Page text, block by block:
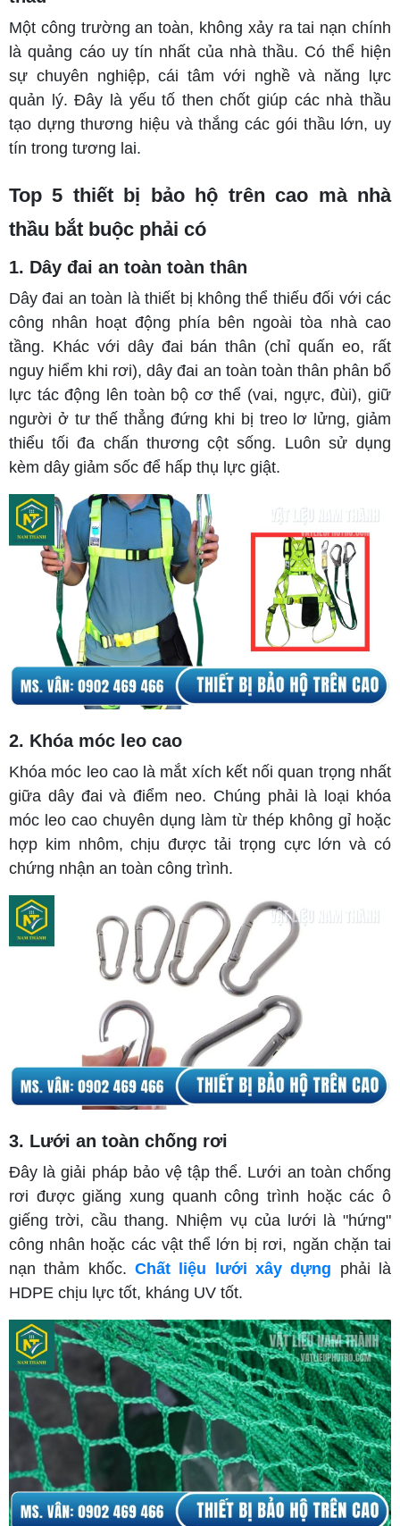
Một công trường an toàn, không xảy ra tai nạn chính
là quảng cáo uy tín nhất của nhà thầu. Có thể hiện
sự chuyên nghiệp, cái tâm với nghề và năng lực
quản lý. Đây là yếu tố then chốt giúp các nhà thầu
tạo dựng thương hiệu và thắng các gói thầu lớn, uy
tín trong tương lai.
Top 5 thiết bị bảo hộ trên cao mà nhà
thầu bắt buộc phải có
1. Dây đai an toàn toàn thân
Dây đai an toàn là thiết bị không thể thiếu đối với các
công nhân hoạt động phía bên ngoài tòa nhà cao
tầng. Khác với dây đai bán thân (chỉ quấn eo, rất
nguy hiểm khi rơi), dây đai an toàn toàn thân phân bổ
lực tác động lên toàn bộ cơ thể (vai, ngực, đùi), giữ
người ở tư thế thẳng đứng khi bị treo lơ lửng, giảm
thiểu tối đa chấn thương cột sống. Luôn sử dụng
kèm dây giảm sốc để hấp thụ lực giật.
2. Khóa móc leo cao
Khóa móc leo cao là mắt xích kết nối quan trọng nhất
giữa dây đai và điểm neo. Chúng phải là loại khóa
móc leo cao chuyên dụng làm từ thép không gỉ hoặc
hợp kim nhôm, chịu được tải trọng cực lớn và có
chứng nhận an toàn công trình.
3. Lưới an toàn chống rơi
Đây là giải pháp bảo vệ tập thể. Lưới an toàn chống
rơi được giăng xung quanh công trình hoặc các ô
giếng trời, cầu thang. Nhiệm vụ của lưới là "hứng"
công nhân hoặc các vật thể lớn bị rơi, ngăn chặn tai
nạn thảm khốc. Chất liệu lưới xây dựng phải là
HDPE chịu lực tốt, kháng UV tốt.